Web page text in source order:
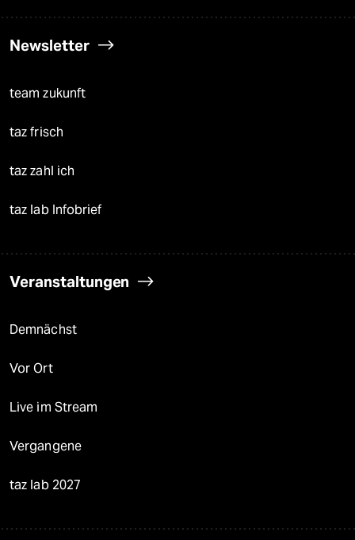
Newsletter
team zukunft
taz frisch
taz zahl ich
taz lab Infobrief
Veranstaltungen
Demnächst
Vor Ort
Live im Stream
Vergangene
taz lab 2027